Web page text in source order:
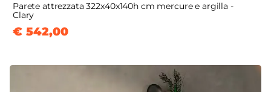
Parete attrezzata 322x40x140h cm mercure e argilla -
Clary
€ 542,00